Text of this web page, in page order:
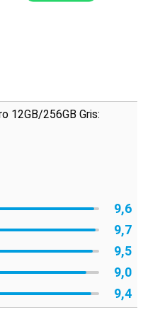
vous êtes toujours
vous restez
des options de
12GB/256GB Gris:
9,6
9,7
9,5
9,0
9,4